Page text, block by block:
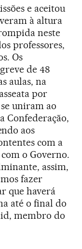
e aceitou
à altura
neste
professores,
Os
de 48
aulas, na
por
uniram ao
Confederação,
aos
com a
o Governo.
assim,
fazer
que haverá
até o final do
membro do